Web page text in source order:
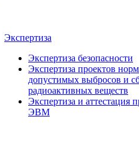
Экспертиза
Экспертиза безопасности
Экспертиза проектов
допустимых выбросов и
радиоактивных веществ
Экспертиза и аттестация
ЭВМ